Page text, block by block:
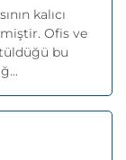
kalıcı
Ofis ve
bu